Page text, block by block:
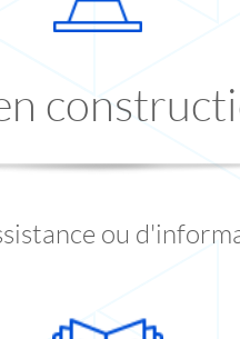
ou